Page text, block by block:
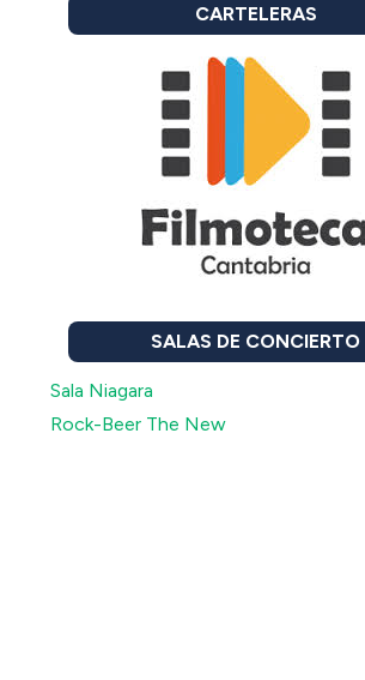
CARTELERAS
SALAS DE CONCIERTO
Sala Niagara
Rock-Beer The New